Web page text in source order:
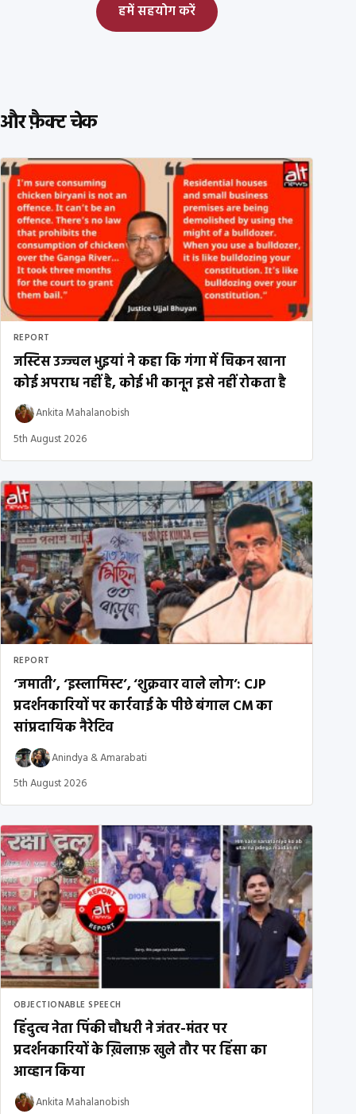
हमें सहयोग करें
और फ़ैक्ट चेक
REPORT
जस्टिस उज्ज्वल भुइयां ने कहा कि गंगा में चिकन खाना
कोई अपराध नहीं है, कोई भी कानून इसे नहीं रोकता है
Ankita Mahalanobish
5th August 2026
REPORT
‘जमाती’, ‘इस्लामिस्ट’, ‘शुक्रवार वाले लोग’: CJP
प्रदर्शनकारियों पर कार्रवाई के पीछे बंगाल CM का
सांप्रदायिक नैरेटिव
Anindya &Amarabati
5th August 2026
OBJECTIONABLE SPEECH
हिंदुत्व नेता पिंकी चौधरी ने जंतर-मंतर पर
प्रदर्शनकारियों के ख़िलाफ़ खुले तौर पर हिंसा का
आव्हान किया
Ankita Mahalanobish